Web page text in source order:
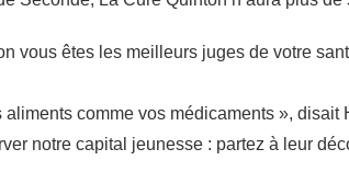
vous êtes les meilleurs juges de votre
comme vos médicaments »,
notre capital jeunesse : partez à leur